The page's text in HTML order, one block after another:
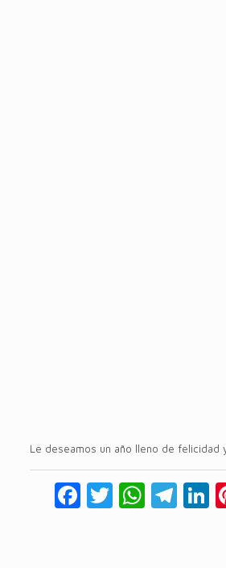
Le deseamos un año lleno de felicidad
Facebook
Twitter